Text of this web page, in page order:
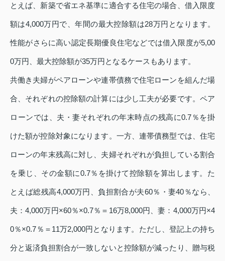
とえば、新築で省エネ基準に適合する住宅の場合、借入限度
額は4,000万円で、年間の最大控除額は28万円となります。
性能がさらに高い認定長期優良住宅などでは借入限度が5,00
0万円、最大控除額が35万円となるケースもあります。
共働き夫婦がペアローンや連帯債務で住宅ローンを組んだ場
合、それぞれの控除額の計算には少し工夫が必要です。ペア
ローンでは、夫・妻それぞれの年末時点の残高に0.7％を掛
けた額が控除対象になります。一方、連帯債務型では、住宅
ローンの年末残高に対し、夫婦それぞれが負担している割合
を乗じ、その金額に0.7％を掛けて控除額を算出します。た
とえば総残高4,000万円、負担割合が夫60％・妻40％なら、
夫：4,000万円×60％×0.7％＝16万8,000円、妻：4,000万円×4
0％×0.7％＝11万2,000円となります。ただし、登記上の持ち
分と返済負担割合が一致しないと控除額が減ったり、贈与税